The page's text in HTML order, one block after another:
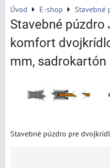
Úvod E-shop Stavebné
Stavebné púzdro
komfort
mm, sadrokartón
Stavebné púzdro pre